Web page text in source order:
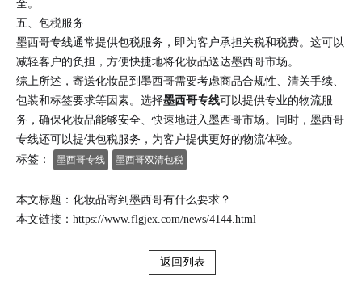
全。
五、包税服务
墨西哥专线通常提供包税服务，即为客户承担关税和税费。这可以
减轻客户的负担，方便快捷地将化妆品送达墨西哥市场。
综上所述，寄送化妆品到墨西哥需要考虑商品合规性、清关手续、
包装和标签要求等因素。选择墨西哥专线可以提供专业的物流服
务，确保化妆品能够安全、快速地进入墨西哥市场。同时，墨西哥
专线还可以提供包税服务，为客户提供更好的物流体验。
标签：
墨西哥专线 墨西哥双清包税
本文标题：化妆品寄到墨西哥有什么要求？
本文链接： https://www.flgjex.com/news/4144.html
返回列表